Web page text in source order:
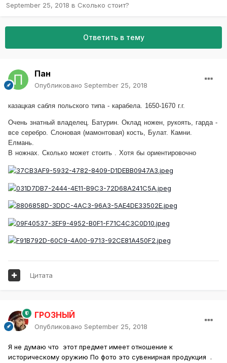
September 25, 2018 в Сколько стоит?
Ответить в тему
Пан
Опубликовано September 25, 2018
казацкая сабля польского типа - карабела. 1650-1670 г.г.
Очень знатный владелец. Батурин. Оклад ножен, рукоять, гарда -
все серебро. Слоновая (мамонтовая) кость, Булат. Камни.
Елмань.
В ножнах. Сколько может стоить . Хотя бы ориентировочно
Цитата
ГРОЗНЫЙ
Опубликовано September 25, 2018
Я не думаю что этот предмет имеет отношение к
историческому оружию По фото это сувенирная продукция .